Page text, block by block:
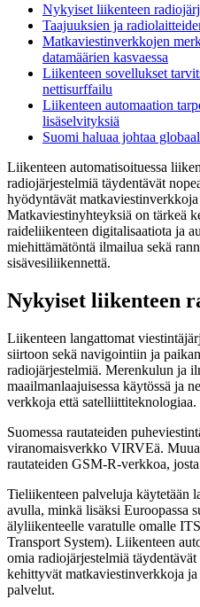
Nykyiset liikenteen
Taajuuksien ja
Matkaviestinverkkojen
datamäärien kasvaessa
Liikenteen sovellukset
nettisurffailu
Liikenteen automaation
lisäselvityksiä
Suomi haluaa johtaa
Liikenteen automatisoituessa
radiojärjestelmiä täydentävät
hyödyntävät
Matkaviestinyhteyksiä on tärkeä
raideliikenteen digitalisaatiota ja
miehittämätöntä ilmailua sekä
sisävesiliikennettä.
Nykyiset liikenteen
Liikenteen langattomat
siirtoon sekä navigointiin ja
radiojärjestelmiä. Merenkulun ja
maailmanlaajuisessa käytössä ja
verkkoja että satelliittiteknologiaa.
Suomessa rautateiden
viranomaisverkko VIRVEä.
rautateiden GSM-R-verkkoa,
Tieliikenteen palveluja käytetään
avulla, minkä lisäksi Euroopassa
älyliikenteelle varatulle omalle
Transport System). Liikenteen
omia radiojärjestelmiä täydentävät
kehittyvät matkaviestinverkkoja
palvelut.